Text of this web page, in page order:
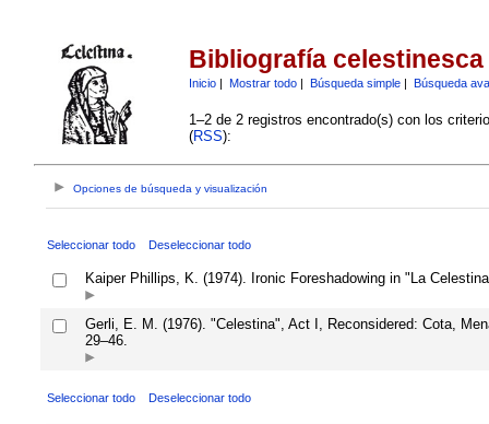
Bibliografía celestinesca
Inicio| Mostrar todo| Búsqueda simple| Búsqueda
1–2 de 2 registros encontrado(s) con los
(RSS):
Opciones de búsqueda y visualización
Seleccionar todo Deseleccionar todo
Kaiper Phillips, K. (1974). Ironic Foreshadowing in "La
Gerli, E. M. (1976). "Celestina", Act I, Reconsidered: Cota,
29–46.
Seleccionar todo Deseleccionar todo